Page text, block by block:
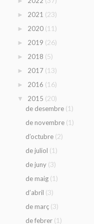
► 2021 (23)
► 2020 (11)
► 2019 (26)
► 2018 (5)
► 2017 (13)
► 2016 (16)
▼ 2015 (20)
de desembre (1)
de novembre (1)
d’octubre (2)
de juliol (1)
de juny (3)
de maig (1)
d’abril (3)
de març (3)
de febrer (1)